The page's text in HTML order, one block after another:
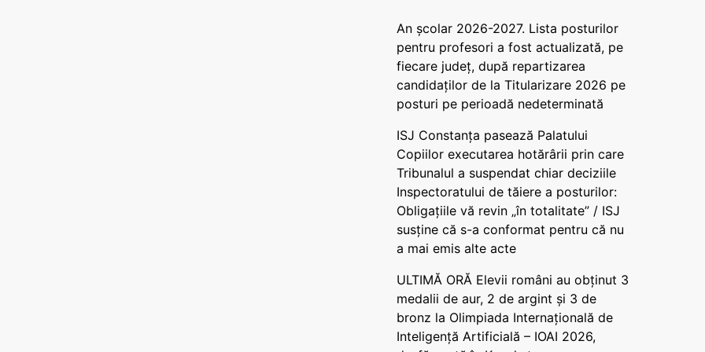
An școlar 2026-2027. Lista posturilor
pentru profesori a fost actualizată, pe
fiecare județ, după repartizarea
candidaților de la Titularizare 2026 pe
posturi pe perioadă nedeterminată
ISJ Constanța pasează Palatului
Copiilor executarea hotărârii prin care
Tribunalul a suspendat chiar deciziile
Inspectoratului de tăiere a posturilor:
Obligațiile vă revin „în totalitate” / ISJ
susține că s-a conformat pentru că nu
a mai emis alte acte
ULTIMĂ ORĂ Elevii români au obținut 3
medalii de aur, 2 de argint și 3 de
bronz la Olimpiada Internațională de
Inteligență Artificială – IOAI 2026,